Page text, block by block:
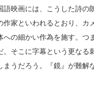
語映画には、こうした詩の
作家といわれるとおり、カ
への細かい作為を施す。
。そこに字幕という更なる
まうだろう。『鏡』が難解